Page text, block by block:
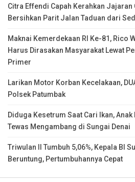
Citra Effendi Capah Kerahkan Jajaran
Bersihkan Parit Jalan Taduan dari
Maknai Kemerdekaan RI Ke-81, Rico
Harus Dirasakan Masyarakat Lewat
Primer
Larikan Motor Korban Kecelakaan,
Polsek Patumbak
Diduga Kesetrum Saat Cari Ikan,
Tewas Mengambang di Sungai Denai
Triwulan II Tumbuh 5,06%, Kepala BI
Beruntung, Pertumbuhannya Cepat